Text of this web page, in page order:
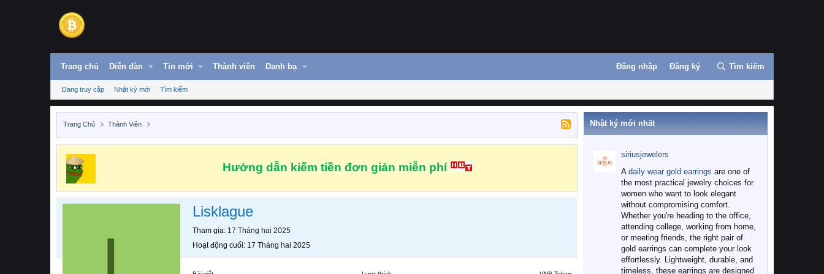
Trang chủ Diễn đàn Tin mới Thành viên Danh bạ Đăng nhập Đăng ký Tìm kiếm
Đang truy cập Nhật ký mới Tìm kiếm
Trang Chủ Thành Viên
Hướng dẫn kiếm tiền đơn giản miễn phí
Lisklague
Tham gia 17 Tháng hai 2025
Hoạt động cuối 17 Tháng hai 2025
Nhật ký mới nhất
siriusjewelers
A daily wear gold earrings are one of
the most practical jewelry choices for
women who want to look elegant
without compromising comfort.
Whether you're heading to the office,
attending college, working from home,
or meeting friends, the right pair of
gold earrings can complete your look
effortlessly. Lightweight, durable, and
timeless, these earrings are designed